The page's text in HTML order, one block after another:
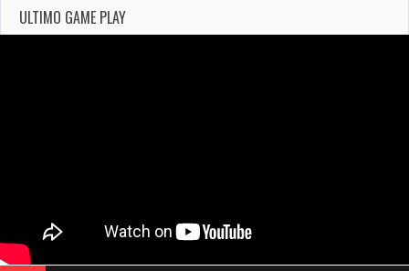
ULTIMO GAME PLAY